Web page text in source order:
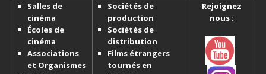
Salles de
cinéma
Écoles de
cinéma
Associations
et Organismes
Sociétés de
production
Sociétés de
distribution
Films étrangers
tournés en
Rejoignez
nous :